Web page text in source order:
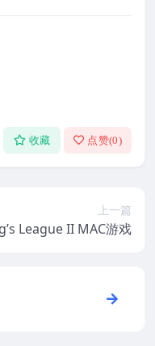
收藏 点赞(0)
上一篇
赛 II King’s League II MAC游戏